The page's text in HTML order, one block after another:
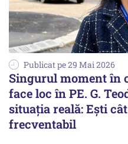
Publicat pe 29 Mai 2026
Singurul moment în
face loc în PE. G.
situația reală: Ești
frecventabil